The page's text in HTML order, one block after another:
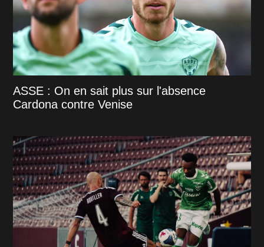
ASSE : On en sait plus sur l'absence
Cardona contre Venise